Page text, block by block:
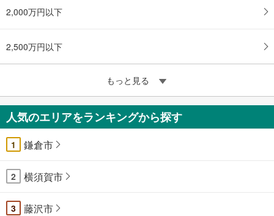
2,000万円以下
2,500万円以下
もっと見る
人気のエリアをランキングから探す
1 鎌倉市
2 横須賀市
3 藤沢市